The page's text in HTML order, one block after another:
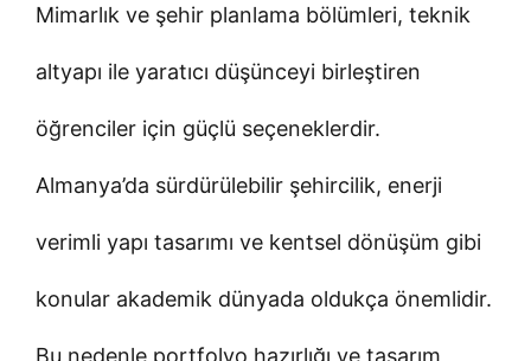
Mimarlık ve şehir planlama bölümleri, teknik
altyapı ile yaratıcı düşünceyi birleştiren
öğrenciler için güçlü seçeneklerdir.
Almanya’da sürdürülebilir şehircilik, enerji
verimli yapı tasarımı ve kentsel dönüşüm gibi
konular akademik dünyada oldukça önemlidir.
Bu nedenle portfolyo hazırlığı ve tasarım